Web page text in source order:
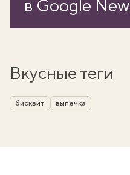
в Google
Вкусные теги
бисквит выпечка